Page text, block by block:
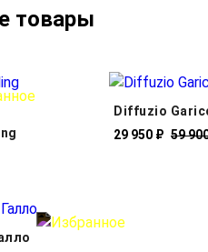
товары
Diffuzio
29 950 ₽ 59